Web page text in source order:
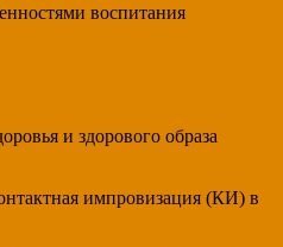
воспитания
и здорового образа
импровизация (КИ) в